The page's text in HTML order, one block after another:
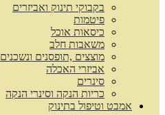
בקבוקי תינוק ואביזרים
פיטמות
כיסאות אוכל
משאבות חלב
מוצצים ,תופסנים ונשכנים
אביזרי האכלה
סינרים
כריות הנקה וסינרי הנקה
אמבט וטיפול בתינוק